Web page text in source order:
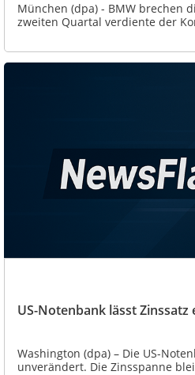
München (dpa) - BMW brechen
zweiten Quartal verdiente der
US-Notenbank lässt
Washington (dpa) – Die US-
unverändert. Die Zinsspanne